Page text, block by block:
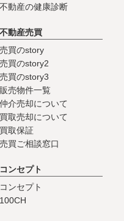
不動産の健康診断
不動産売買
売買のstory
売買のstory2
売買のstory3
販売物件一覧
仲介売却について
買取売却について
買取保証
売買ご相談窓口
コンセプト
コンセプト
100CH